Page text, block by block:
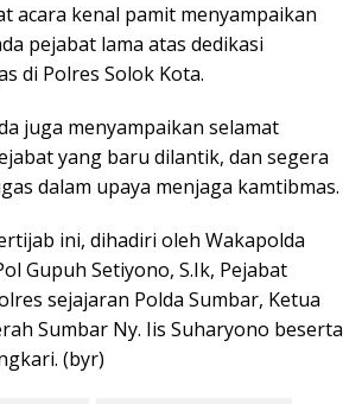
acara kenal pamit menyampaikan
pejabat lama atas dedikasi
di Polres Solok Kota.
juga menyampaikan selamat
yang baru dilantik, dan segera
dalam upaya menjaga kamtibmas.
ini, dihadiri oleh Wakapolda
Gupuh Setiyono, S.Ik, Pejabat
sejajaran Polda Sumbar, Ketua
Sumbar Ny. Iis Suharyono beserta
(byr)